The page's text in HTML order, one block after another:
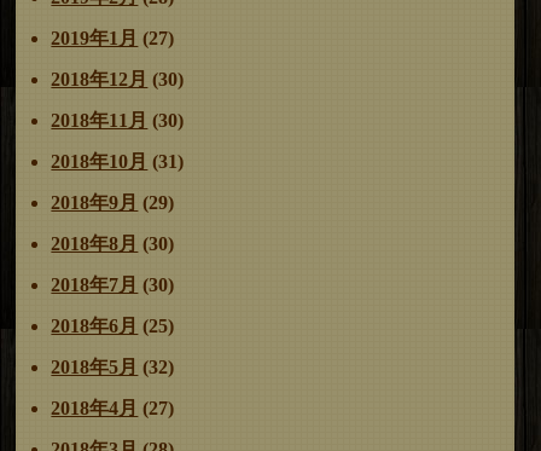
2019年1月 (27)
2018年12月 (30)
2018年11月 (30)
2018年10月 (31)
2018年9月 (29)
2018年8月 (30)
2018年7月 (30)
2018年6月 (25)
2018年5月 (32)
2018年4月 (27)